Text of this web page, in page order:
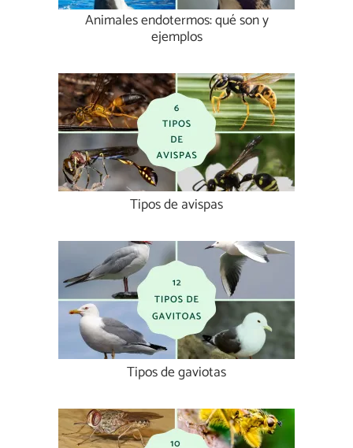
Animales endotermos: qué son y
ejemplos
Tipos de avispas
Tipos de gaviotas